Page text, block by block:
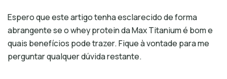
Espero que este artigo tenha esclarecido de forma
abrangente se o whey protein da Max Titanium é bom e
quais benefícios pode trazer. Fique à vontade para me
perguntar qualquer dúvida restante.